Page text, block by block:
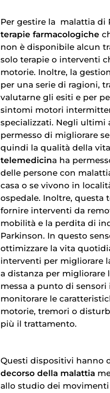
Per gestire la malattia di
terapie farmacologiche
non è disponibile alcun
solo terapie o interventi
motorie. Inoltre, la
per una serie di ragioni,
valutarne gli esiti e per
sintomi motori
specializzati. Negli ultimi
permesso di migliorare
quindi la qualità della
telemedicina ha
delle persone con
casa o se vivono in
ospedale. Inoltre, questa
fornire interventi da
mobilità e la perdita di
Parkinson. In questo
ottimizzare la vita
interventi per migliorare
a distanza per migliorare
messa a punto di
monitorare le
motorie, tremori o
più il trattamento.
Questi dispositivi hanno
decorso della malattia
allo studio dei